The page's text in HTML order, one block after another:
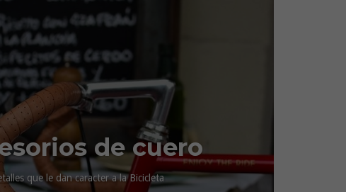
de cuero
que le dan caracter a la Bicicleta